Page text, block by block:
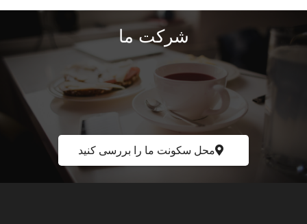
شرکت ما
محل سکونت ما را بررسی کنید